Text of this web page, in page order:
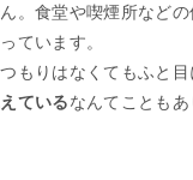
。食堂や喫煙所など
ています。
もりはなくてもふと
ているなんてこともあ